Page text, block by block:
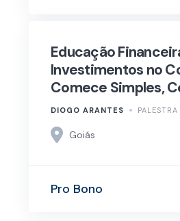
Educação
Investimentos no
Comece Simples,
DIOGO ARANTES
Goiás
Pro Bono